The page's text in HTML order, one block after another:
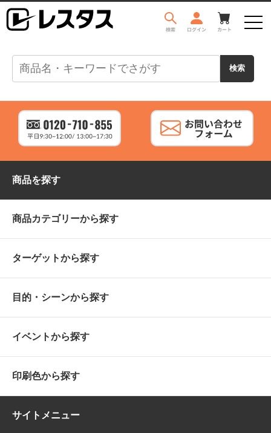
商品を探す
商品カテゴリーから探す
ターゲットから探す
目的・シーンから探す
イベントから探す
印刷色から探す
サイトメニュー